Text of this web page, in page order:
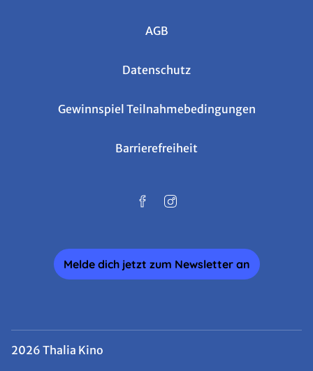
AGB
Datenschutz
Gewinnspiel Teilnahmebedingungen
Barrierefreiheit
Melde dich jetzt zum Newsletter an
2026 Thalia Kino